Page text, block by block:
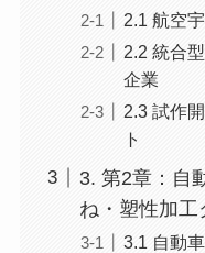
2.1 航空
2.2 統合
企業
2.3 試作
ト
3. 第2章：自
ね・塑性加工
3.1 自動